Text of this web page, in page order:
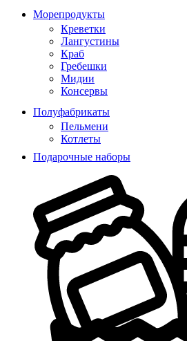
Морепродукты
Креветки
Лангустины
Краб
Гребешки
Мидии
Консервы
Полуфабрикаты
Пельмени
Котлеты
Подарочные наборы